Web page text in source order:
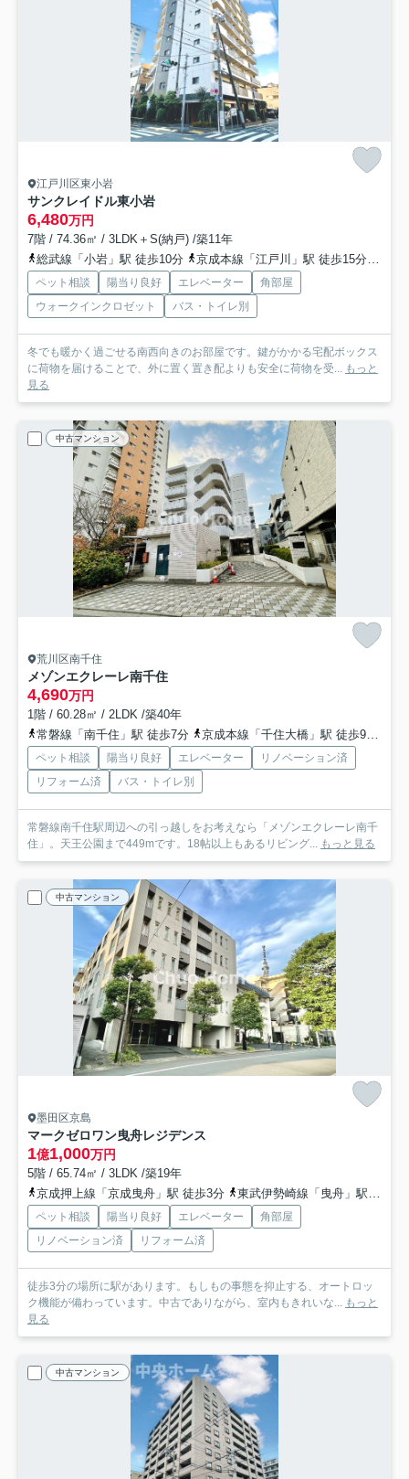
江戸川区東小岩
サンクレイドル東小岩
6,480万円
7階 / 74.36㎡ / 3LDK＋S(納戸) /築11年
総武線「小岩」駅 徒歩10分
京成本線「江戸川」駅 徒歩15分
ペット相談 陽当り良好 エレベーター
角部屋
ウォークインクロゼット
バス・トイレ別
冬でも暖かく過ごせる南西向きのお部屋です。鍵がかかる宅配ボックス
に荷物を届けることで、外に置く置き配よりも安全に荷物を受...
もっと
見る
中古マンション
荒川区南千住
メゾンエクレーレ南千住
4,690万円
1階 / 60.28㎡ / 2LDK /築40年
常磐線「南千住」駅 徒歩7分
京成本線「千住大橋」駅 徒歩9分
ペット相談 陽当り良好 エレベーター
リノベーション済
リフォーム済
バス・トイレ別
常磐線南千住駅周辺への引っ越しをお考えなら「メゾンエクレーレ南千
住」。天王公園まで449mです。18帖以上もあるリビング...
もっと見る
中古マンション
墨田区京島
マークゼロワン曳舟レジデンス
1億1,000万円
5階 / 65.74㎡ / 3LDK /築19年
京成押上線「京成曳舟」駅 徒歩3分
東武伊勢崎線「曳舟」駅 徒歩6分
ペット相談 陽当り良好 エレベーター
角部屋
リノベーション済
リフォーム済
徒歩3分の場所に駅があります。もしもの事態を抑止する、オートロッ
ク機能が備わっています。中古でありながら、室内もきれいな...
もっと
見る
中古マンション